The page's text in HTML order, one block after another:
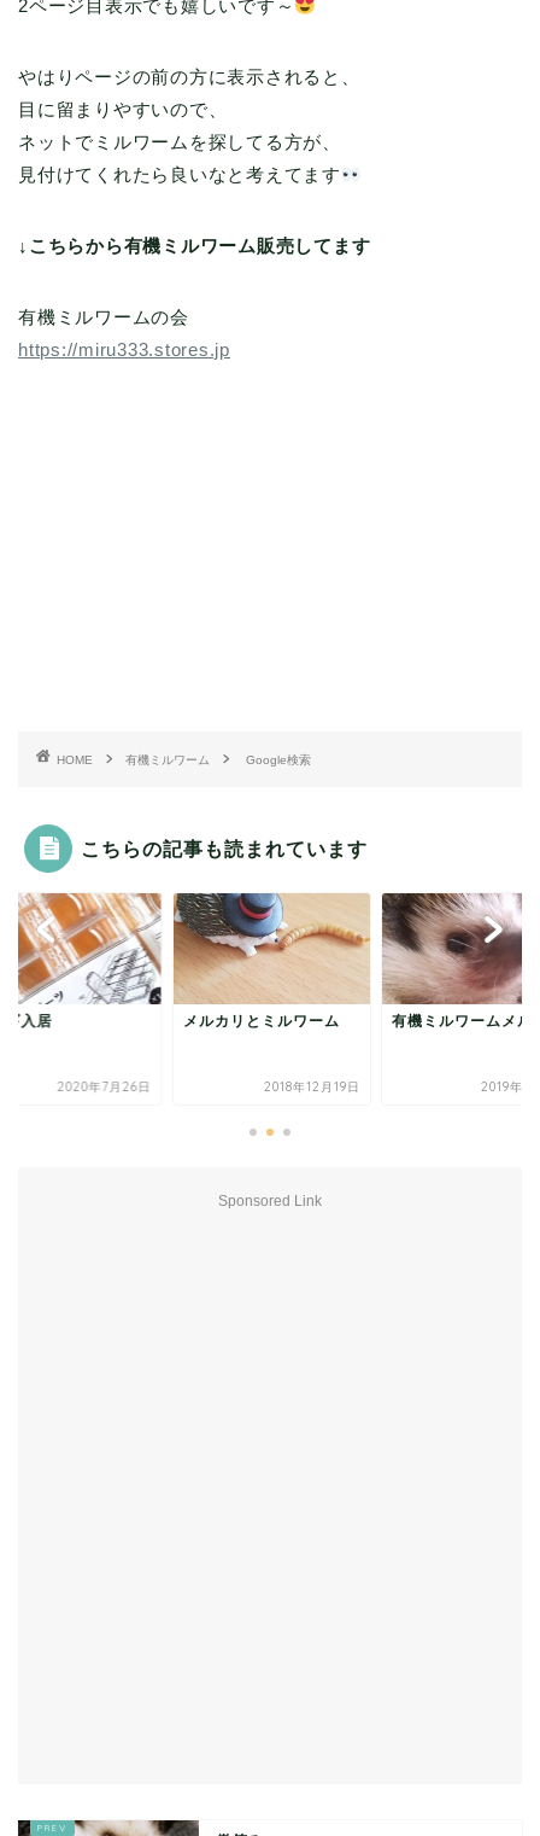
2ページ目表示でも嬉しいです～
やはりページの前の方に表示されると、
目に留まりやすいので、
ネットでミルワームを探してる方が、
見付けてくれたら良いなと考えてます
↓こちらから有機ミルワーム販売してます
有機ミルワームの会
https://miru333.stores.jp
HOME 有機ミルワーム Google検索
こちらの記事も読まれています
ギ入居
2020年7月26日
メルカリとミルワーム
2018年12月19日
有機ミルワームメル
2019年1
Sponsored Link